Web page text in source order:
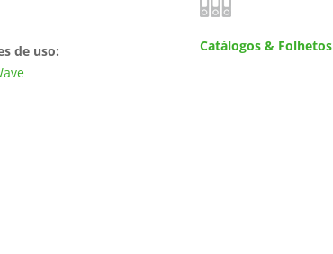
de uso:
Catálogos & Folhetos